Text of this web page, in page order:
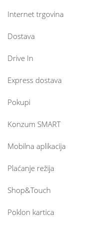
Internet trgovina
Dostava
Drive In
Express dostava
Pokupi
Konzum SMART
Mobilna aplikacija
Plaćanje režija
Shop&Touch
Poklon kartica